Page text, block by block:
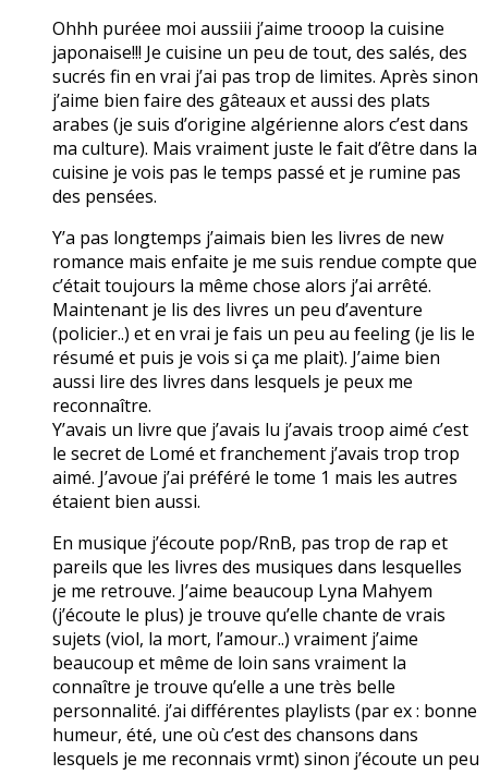
Ohhh puréee moi aussiii j’aime trooop la cuisine
japonaise!!! Je cuisine un peu de tout, des salés, des
sucrés fin en vrai j’ai pas trop de limites. Après sinon
j’aime bien faire des gâteaux et aussi des plats
arabes (je suis d’origine algérienne alors c’est dans
ma culture). Mais vraiment juste le fait d’être dans la
cuisine je vois pas le temps passé et je rumine pas
des pensées.
Y’a pas longtemps j’aimais bien les livres de new
romance mais enfaite je me suis rendue compte que
c’était toujours la même chose alors j’ai arrêté.
Maintenant je lis des livres un peu d’aventure
(policier..) et en vrai je fais un peu au feeling (je lis le
résumé et puis je vois si ça me plait). J’aime bien
aussi lire des livres dans lesquels je peux me
reconnaître.
Y’avais un livre que j’avais lu j’avais troop aimé c’est
le secret de Lomé et franchement j’avais trop trop
aimé. J’avoue j’ai préféré le tome 1 mais les autres
étaient bien aussi.
En musique j’écoute pop/RnB, pas trop de rap et
pareils que les livres des musiques dans lesquelles
je me retrouve. J’aime beaucoup Lyna Mahyem
(j’écoute le plus) je trouve qu’elle chante de vrais
sujets (viol, la mort, l’amour..) vraiment j’aime
beaucoup et même de loin sans vraiment la
connaître je trouve qu’elle a une très belle
personnalité. j’ai différentes playlists (par ex : bonne
humeur, été, une où c’est des chansons dans
lesquels je me reconnais vrmt) sinon j’écoute un peu